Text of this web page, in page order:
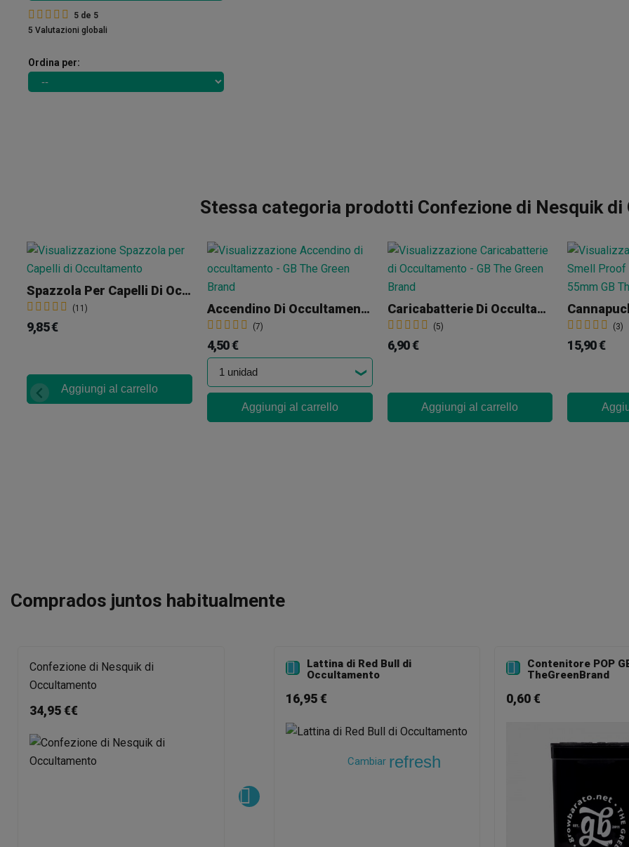
5 de 5
5 Valutazioni globali
Ordina per:
Stessa categoria prodotti Confezione di Nesquik di
Spazzola Per Capelli Di Occultamento
(11)
9,85 €
Aggiungi al carrello
Accendino Di Occultamento
(7)
4,50 €
Aggiungi al carrello
Caricabatterie Di Occultamento
(5)
6,90 €
Aggiungi al carrello
(3)
15,90 €
Comprados juntos habitualmente
Confezione di Nesquik di
Occultamento
34,95 €€

Lattina di Red Bull di
Occultamento
16,95 €
Cambiar refresh

Contenitore POP
TheGreenBrand
0,60 €